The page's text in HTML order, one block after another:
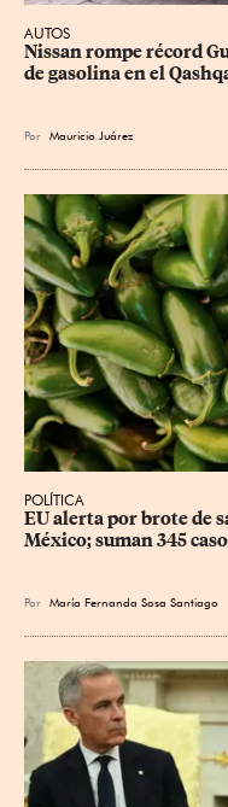
AUTOS
Nissan rompe récord
de gasolina en el
Por Mauricio Juárez
POLÍTICA
EU alerta por brote de
México; suman 345
Por María Fernanda Sosa Santiago